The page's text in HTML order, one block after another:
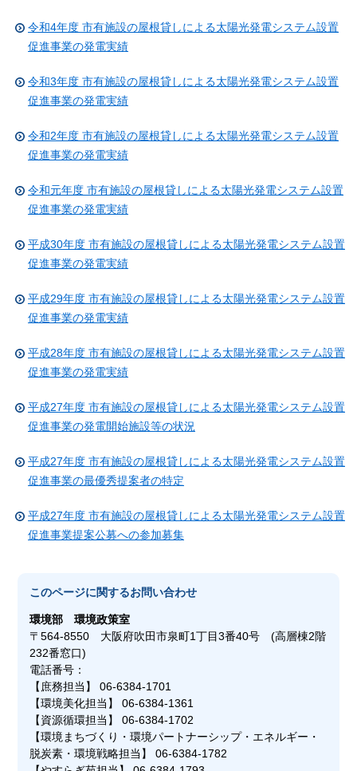
令和4年度 市有施設の屋根貸しによる太陽光発電システム設置
促進事業の発電実績
令和3年度 市有施設の屋根貸しによる太陽光発電システム設置
促進事業の発電実績
令和2年度 市有施設の屋根貸しによる太陽光発電システム設置
促進事業の発電実績
令和元年度 市有施設の屋根貸しによる太陽光発電システム設置
促進事業の発電実績
平成30年度 市有施設の屋根貸しによる太陽光発電システム設置
促進事業の発電実績
平成29年度 市有施設の屋根貸しによる太陽光発電システム設置
促進事業の発電実績
平成28年度 市有施設の屋根貸しによる太陽光発電システム設置
促進事業の発電実績
平成27年度 市有施設の屋根貸しによる太陽光発電システム設置
促進事業の発電開始施設等の状況
平成27年度 市有施設の屋根貸しによる太陽光発電システム設置
促進事業の最優秀提案者の特定
平成27年度 市有施設の屋根貸しによる太陽光発電システム設置
促進事業提案公募への参加募集
このページに関するお問い合わせ
環境部環境政策室
〒564-8550 大阪府吹田市泉町1丁目3番40号 (高層棟2階
232番窓口)
電話番号：
【庶務担当】 06-6384-1701
【環境美化担当】 06-6384-1361
【資源循環担当】 06-6384-1702
【環境まちづくり・環境パートナーシップ・エネルギー・
脱炭素・環境戦略担当】 06-6384-1782